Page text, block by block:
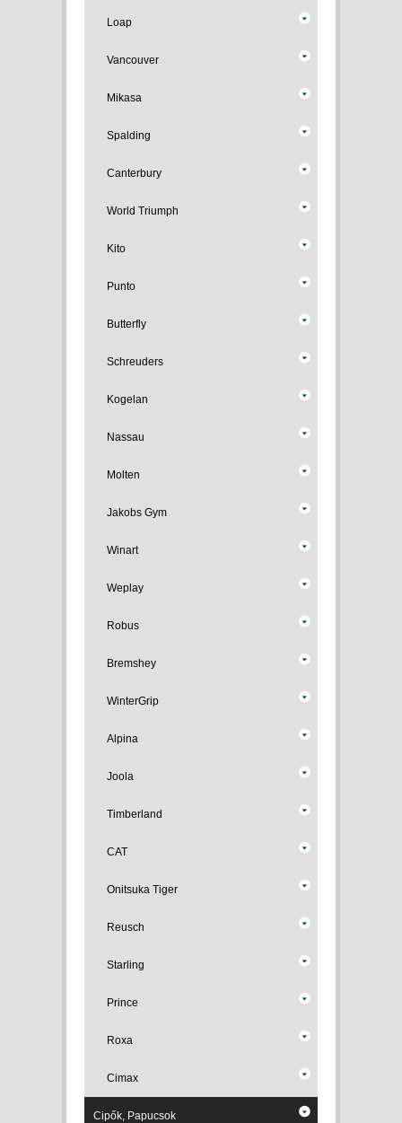
Loap
Vancouver
Mikasa
Spalding
Canterbury
World Triumph
Kito
Punto
Butterfly
Schreuders
Kogelan
Nassau
Molten
Jakobs Gym
Winart
Weplay
Robus
Bremshey
WinterGrip
Alpina
Joola
Timberland
CAT
Onitsuka Tiger
Reusch
Starling
Prince
Roxa
Cimax
Cipők, Papucsok